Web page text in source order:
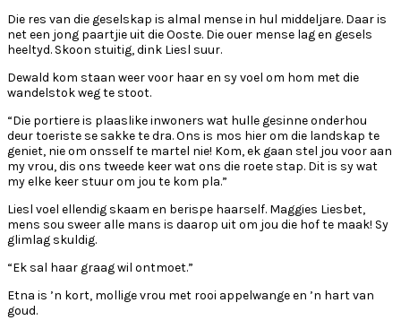
Die res van die geselskap is almal mense in hul middeljare. Daar is
net een jong paartjie uit die Ooste. Die ouer mense lag en gesels
heeltyd. Skoon stuitig, dink Liesl suur.
Dewald kom staan weer voor haar en sy voel om hom met die
wandelstok weg te stoot.
“Die portiere is plaaslike inwoners wat hulle gesinne onderhou
deur toeriste se sakke te dra. Ons is mos hier om die landskap te
geniet, nie om onsself te martel nie! Kom, ek gaan stel jou voor aan
my vrou, dis ons tweede keer wat ons die roete stap. Dit is sy wat
my elke keer stuur om jou te kom pla.”
Liesl voel ellendig skaam en berispe haarself. Maggies Liesbet,
mens sou sweer alle mans is daarop uit om jou die hof te maak! Sy
glimlag skuldig.
“Ek sal haar graag wil ontmoet.”
Etna is ’n kort, mollige vrou met rooi appelwange en ’n hart van
goud.